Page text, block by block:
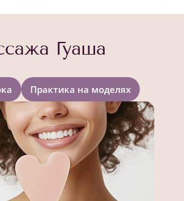
Гуаша
Практика на моделях